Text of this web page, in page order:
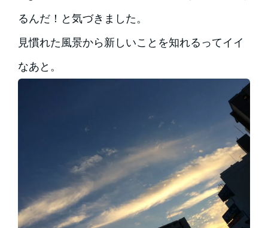
るんだ！と気づきました。
見慣れた風景から新しいことを知れるってイイ
なあと。